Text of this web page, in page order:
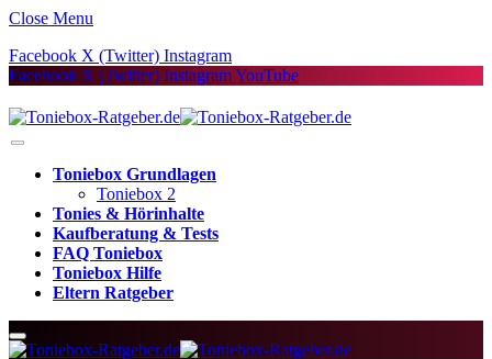
Close Menu
Facebook X (Twitter) Instagram
Facebook X (Twitter) InstagramYouTube
Toniebox Grundlagen
Toniebox 2
Tonies & Hörinhalte
Kaufberatung & Tests
FAQ Toniebox
Toniebox Hilfe
Eltern Ratgeber